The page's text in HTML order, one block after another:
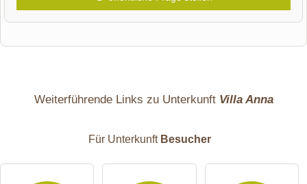
E-Mail-Adresse (wird nicht veröffentlicht)
Weiterführende Links zu Unterkunft Villa Anna
Für Unterkunft Besucher